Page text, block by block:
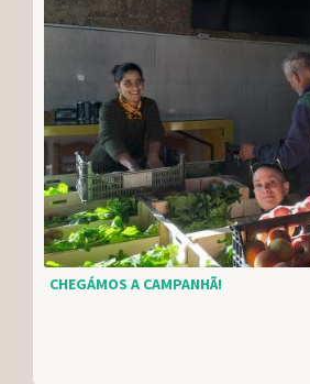
CHEGÁMOS A CAMPANHÃ!